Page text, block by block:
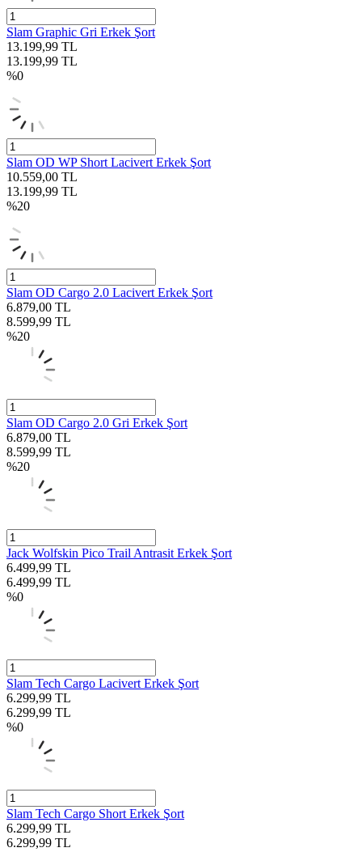
Slam Graphic Gri Erkek Şort
13.199,99 TL
13.199,99 TL
%0
Slam OD WP Short Lacivert Erkek Şort
10.559,00 TL
13.199,99 TL
%20
Slam OD Cargo 2.0 Lacivert Erkek Şort
6.879,00 TL
8.599,99 TL
%20
Slam OD Cargo 2.0 Gri Erkek Şort
6.879,00 TL
8.599,99 TL
%20
Jack Wolfskin Pico Trail Antrasit Erkek Şort
6.499,99 TL
6.499,99 TL
%0
Slam Tech Cargo Lacivert Erkek Şort
6.299,99 TL
6.299,99 TL
%0
Slam Tech Cargo Short Erkek Şort
6.299,99 TL
6.299,99 TL